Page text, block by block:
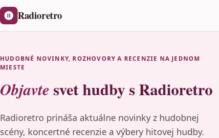
Radioretro
HUDOBNÉ NOVINKY, ROZHOVORY A RECENZIE NA JEDNOM
MIESTE
Objavte svet hudby s Radioretro
Radioretro prináša aktuálne novinky z hudobnej
scény, koncertné recenzie a výbery hitovej hudby.